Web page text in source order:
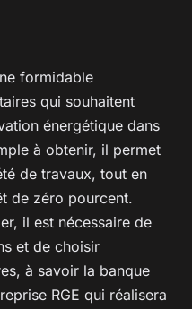
formidable
qui souhaitent
énergétique dans
à obtenir, il permet
de travaux, tout en
de zéro pourcent.
il est nécessaire de
et de choisir
à savoir la banque
RGE qui réalisera